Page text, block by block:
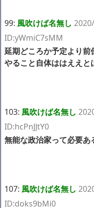
99: 風吹けば名無し
ID:yWmiC7sMM
延期どころか予定より
やること自体ははええ
103: 風吹けば名無し
ID:hcPnJJtY0
無能な政治家って必要あ
107: 風吹けば名無し
ID:doks9bMi0